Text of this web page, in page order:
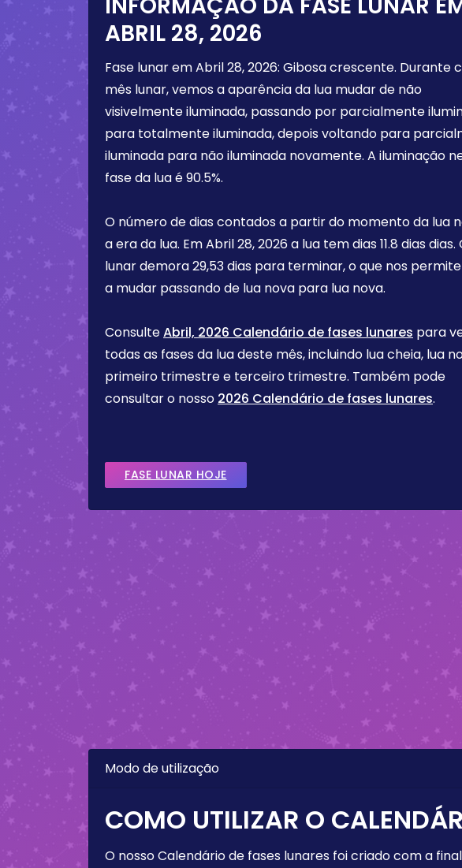
ABRIL 28, 2026
Fase lunar emAbril 28, 2026: Gibosa crescente. Durante
mês lunar, vemos a aparência da lua mudar de não
visivelmente iluminada, passando por parcialmente
para totalmente iluminada, depois voltando para
iluminada para não iluminada novamente. A iluminação
fase da lua é90.5%.
O número de dias contados a partir do momento da lua
a era da lua. EmAbril 28, 2026 a lua tem dias 11.8 dias dias.
lunar demora 29,53 dias para terminar, o que nos
a mudar passando de lua nova para lua nova.
ConsulteAbril, 2026 Calendário de fases lunares para
todas as fases da lua deste mês, incluindo lua cheia, lua
primeiro trimestre e terceiro trimestre. Também pode
consultar o nosso 2026 Calendário de fases lunares.
FASE LUNAR HOJE
Modo de utilização
COMO UTILIZAR O
O nosso Calendário de fases lunares foi criado com a